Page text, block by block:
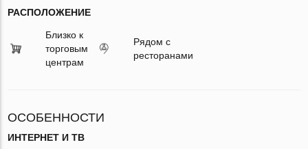
РАСПОЛОЖЕНИЕ
Близко к
торговым
центрам
Рядом с
ресторанами
ОСОБЕННОСТИ
ИНТЕРНЕТ И ТВ